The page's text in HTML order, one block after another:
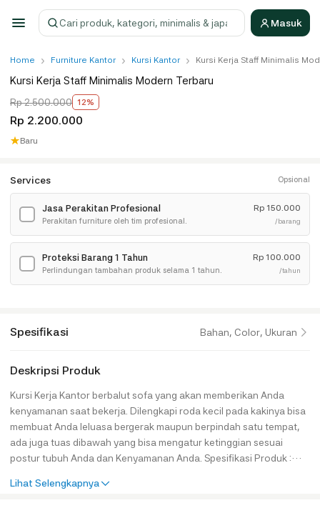
Cari produk Masuk
Home › Furniture Kantor › Kursi Kantor › Kursi Kerja Staff Minimalis
Kursi Kerja Staff Minimalis Modern Terbaru
Rp 2.500.000 12%
Rp 2.200.000
★Baru
Services Opsional
Jasa Perakitan Profesional
Perakitan furniture oleh tim profesional.
Rp 150.000
/barang
Proteksi Barang 1 Tahun
Perlindungan tambahan produk selama 1 tahun.
Rp 100.000
/tahun
Spesifikasi Bahan, Color, Ukuran
Deskripsi Produk
Kursi Kerja Kantor berbalut sofa yang akan memberikan Anda
kenyamanan saat bekerja. Dilengkapi roda kecil pada kakinya bisa
membuat Anda leluasa bergerak maupun berpindah satu tempat,
ada juga tuas dibawah yang bisa mengatur ketinggian sesuai
postur tubuh Anda dan Kenyamanan Anda. Spesifikasi Produk :
3045 Keterangan : *Termasuk Hidrolik* Dimensi Produk : Kursi : P
Lihat Selengkapnya